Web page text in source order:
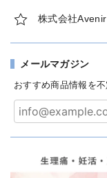
株式会社Avenir
メールマガジン
おすすめ商品情報を